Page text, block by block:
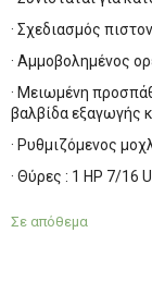
· Σχεδιασμός
· Αμμοβολημένος
· Μειωμένη
βαλβίδα εξαγωγής
· Ρυθμιζόμενος
· Θύρες : 1 HP 7/16
Σε απόθεμα